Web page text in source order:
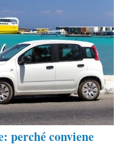
perché conviene